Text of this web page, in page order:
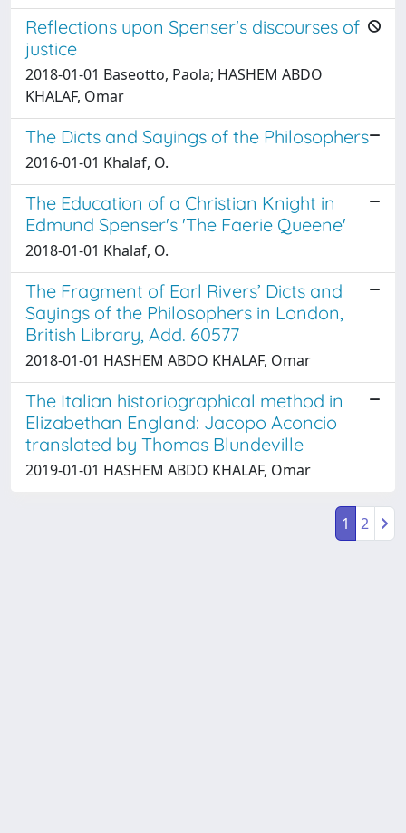
Reflections upon Spenser's discourses of
justice
2018-01-01 Baseotto, Paola; HASHEM ABDO
KHALAF, Omar
The Dicts and Sayings of the Philosophers
2016-01-01 Khalaf, O.
The Education of a Christian Knight in
Edmund Spenser's 'The Faerie Queene'
2018-01-01 Khalaf, O.
The Fragment of Earl Rivers’ Dicts and
Sayings of the Philosophers in London,
British Library, Add. 60577
2018-01-01 HASHEM ABDO KHALAF, Omar
The Italian historiographical method in
Elizabethan England: Jacopo Aconcio
translated by Thomas Blundeville
2019-01-01 HASHEM ABDO KHALAF, Omar
1 2